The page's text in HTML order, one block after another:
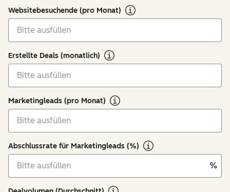
Websitebesuchende (pro Monat)
Erstellte Deals (monatlich)
Marketingleads (pro Monat)
Abschlussrate für Marketingleads (%)
%